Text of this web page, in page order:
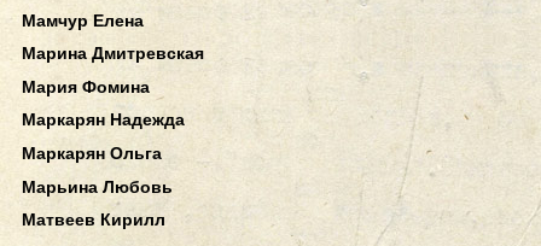
Мамчур Елена
Марина Дмитревская
Мария Фомина
Маркарян Надежда
Маркарян Ольга
Марьина Любовь
Матвеев Кирилл